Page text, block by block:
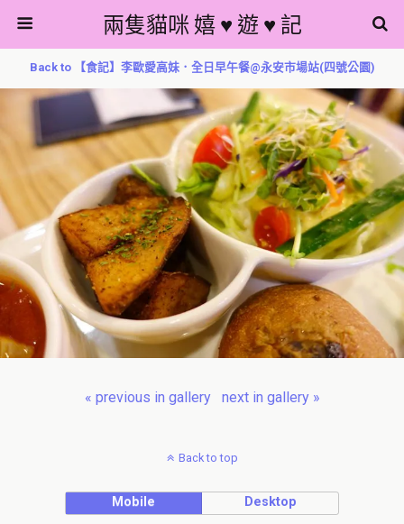
兩隻貓咪 嬉 ♥ 遊 ♥ 記
Back to 【食記】李歐愛高妹．全日早午餐@永安市場站(四號公園)
« previous in gallery next in gallery »
Back to top
Mobile Desktop